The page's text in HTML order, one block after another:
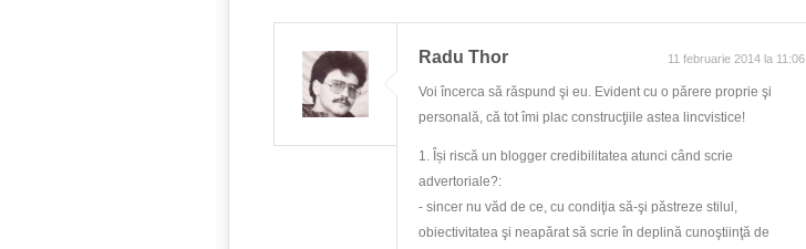
Radu Thor 11 februarie 2014 la 11:06
Voi încerca să răspund şi eu. Evident cu o părere proprie şi
personală, că tot îmi plac construcţiile astea lincvistice!
1. Își riscă un blogger credibilitatea atunci când scrie
advertoriale?:
- sincer nu văd de ce, cu condiţia să-şi păstreze stilul,
obiectivitatea şi neapărat să scrie în deplină cunoştiinţă de